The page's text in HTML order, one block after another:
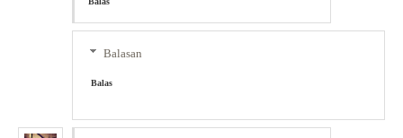
Balasan
Balas